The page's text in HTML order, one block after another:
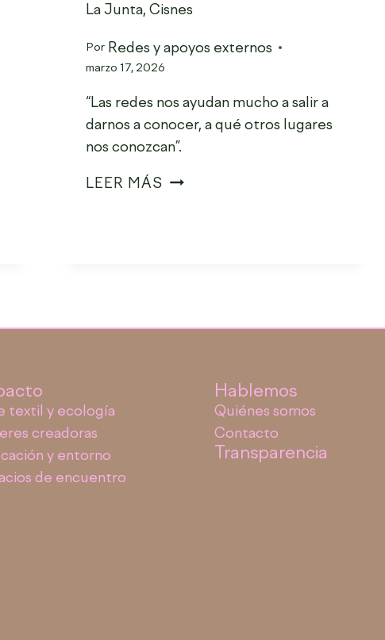
La Junta, Cisnes
Por Redes y apoyos externos
marzo 17, 2026
“Las redes nos ayudan mucho a salir a
darnos a conocer, a qué otros lugares
nos conozcan”.
LEER MÁS
textil y ecología
creadoras
y entorno
de encuentro
Hablemos
Quiénes somos
Contacto
Transparencia